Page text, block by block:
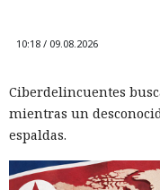
10:18 / 09.08.2026
Ciberdelincuentes
mientras un
espaldas.